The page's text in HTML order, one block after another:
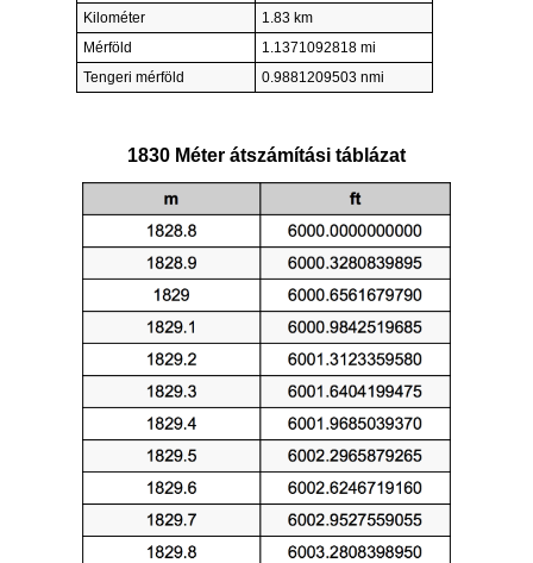
Kilométer
1.83 km
Mérföld
1.1371092818 mi
Tengeri mérföld
0.9881209503 nmi
1830 Méter átszámítási táblázat